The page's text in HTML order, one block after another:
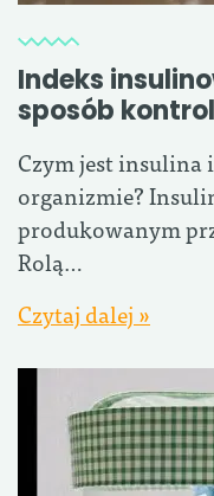
Indeks
sposób
Czym jest insulina
organizmie?
produkowanym
Rolą…
Czytaj dalej »